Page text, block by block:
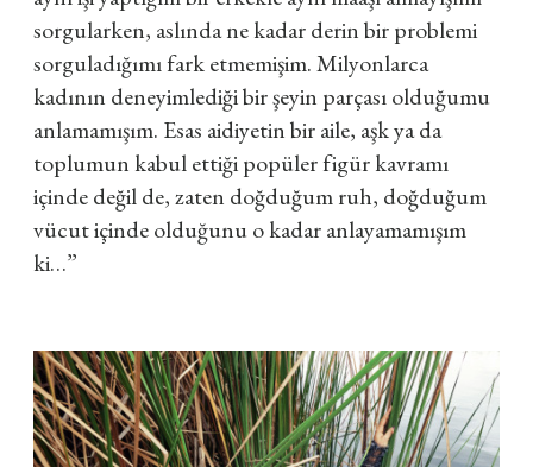
sorgularken, aslında ne kadar derin bir problemi
sorguladığımı fark etmemişim. Milyonlarca
kadının deneyimlediği bir şeyin parçası olduğumu
anlamamışım. Esas aidiyetin bir aile, aşk ya da
toplumun kabul ettiği popüler figür kavramı
içinde değil de, zaten doğduğum ruh, doğduğum
vücut içinde olduğunu o kadar anlayamamışım
ki…”